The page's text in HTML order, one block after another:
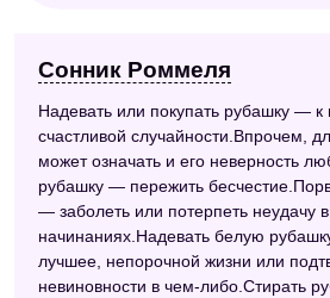
Сонник Роммеля
Надевать или покупать рубашку — к
счастливой случайности.Впрочем,
может означать и его неверность
рубашку — пережить
— заболеть или потерпеть неудачу
начинаниях.Надевать белую
лучшее, непорочной жизни или
невиновности в чем-либо.Стирать